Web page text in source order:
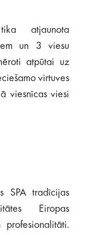
atjaunota
un 3 viesu
atpūtai uz
virtuves
viesnīcas viesi
SPA tradīcijas
Eiropas
profesionalitāti.